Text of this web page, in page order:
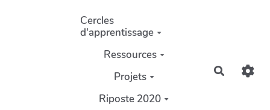
Aller au contenu principal
Cercles
d'apprentissage
Ressources
Projets
Riposte 2020